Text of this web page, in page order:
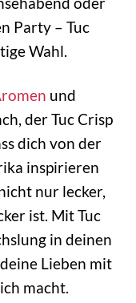
Party – Tuc
Wahl.
und
der Tuc Crisp
dich von der
inspirieren
nur lecker,
ist. Mit Tuc
in deinen
Lieben mit
macht.